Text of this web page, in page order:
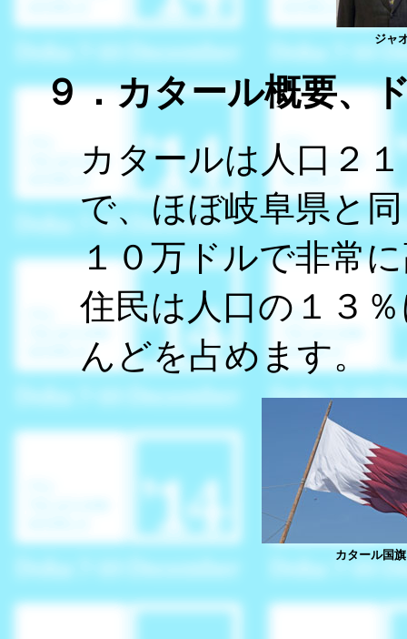
ジャ
９．カタール概要、
カタールは人口２
で、ほぼ岐阜県と
１０万ドルで非常
住民は人口の１３
んどを占めます。
カタール国旗